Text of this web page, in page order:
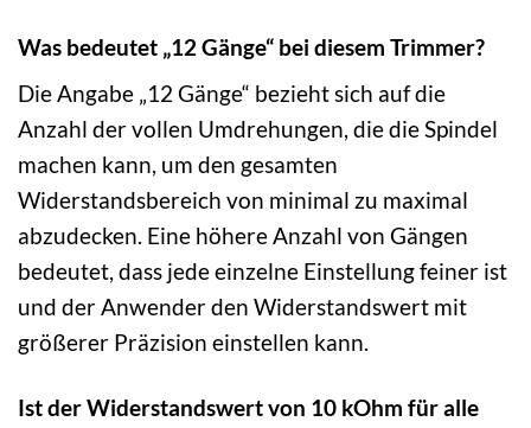
Was bedeutet „12 Gänge“ bei diesem Trimmer?
Die Angabe „12 Gänge“ bezieht sich auf die
Anzahl der vollen Umdrehungen, die die Spindel
machen kann, um den gesamten
Widerstandsbereich von minimal zu maximal
abzudecken. Eine höhere Anzahl von Gängen
bedeutet, dass jede einzelne Einstellung feiner ist
und der Anwender den Widerstandswert mit
größerer Präzision einstellen kann.
Ist der Widerstandswert von 10 kOhm für alle